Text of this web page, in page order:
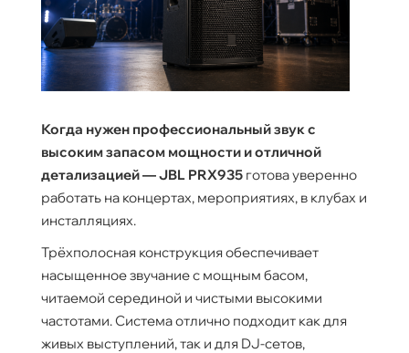
Когда нужен профессиональный звук с
высоким запасом мощности и отличной
детализацией — JBL PRX935 готова уверенно
работать на концертах, мероприятиях, в клубах и
инсталляциях.
Трёхполосная конструкция обеспечивает
насыщенное звучание с мощным басом,
читаемой серединой и чистыми высокими
частотами. Система отлично подходит как для
живых выступлений, так и для DJ-сетов,